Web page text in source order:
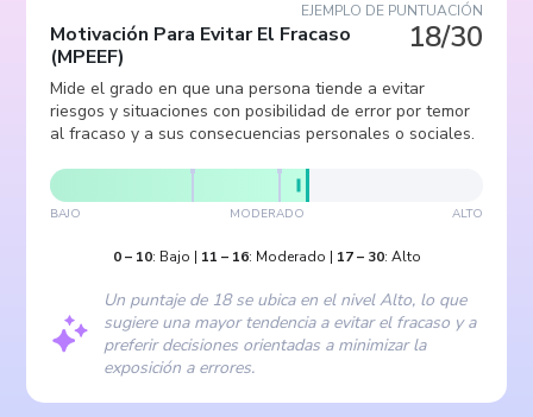
EJEMPLO DE PUNTUACIÓN
18/30
Motivación Para Evitar El Fracaso
(MPEEF)
Mide el grado en que una persona tiende a evitar
riesgos y situaciones con posibilidad de error por temor
al fracaso y a sus consecuencias personales o sociales.
BAJO MODERADO ALTO
0– 10: Bajo | 11 – 16: Moderado | 17– 30: Alto
Un puntaje de 18 se ubica en el nivel Alto, lo que
sugiere una mayor tendencia a evitar el fracaso y a
preferir decisiones orientadas a minimizar la
exposición a errores.